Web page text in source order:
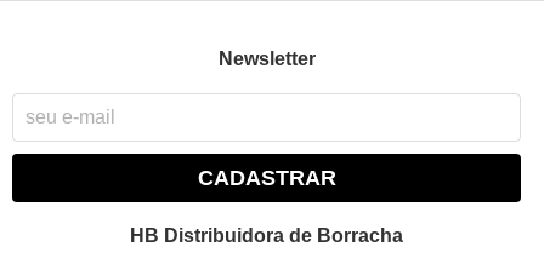
Newsletter
CADASTRAR
HB Distribuidora de Borracha